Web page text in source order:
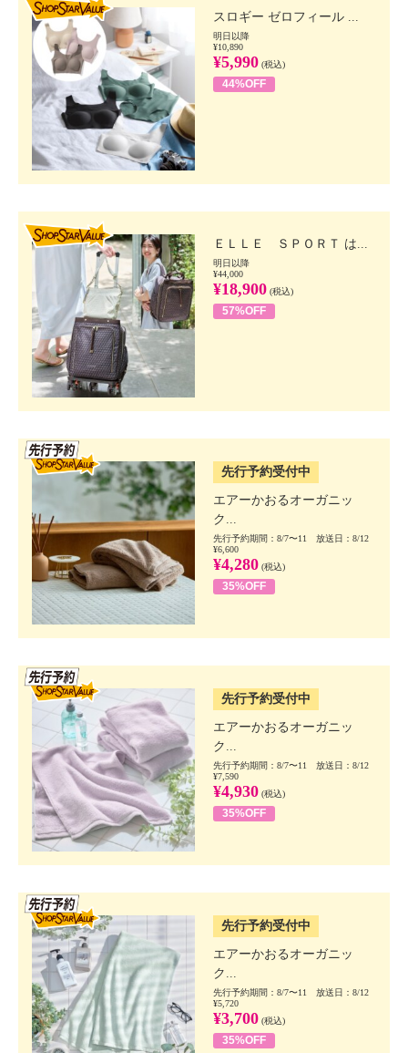
スロギー ゼロフィール ...
明日以降
¥10,890
¥5,990 (税込)
44%OFF
ＥＬＬＥ ＳＰＯＲＴ は...
明日以降
¥44,000
¥18,900 (税込)
57%OFF
先行予約受付中
エアーかおるオーガニッ
ク...
先行予約期間：8/7〜11 放送日：8/12
¥6,600
¥4,280 (税込)
35%OFF
先行予約受付中
エアーかおるオーガニッ
ク...
先行予約期間：8/7〜11 放送日：8/12
¥7,590
¥4,930 (税込)
35%OFF
先行予約受付中
エアーかおるオーガニッ
ク...
先行予約期間：8/7〜11 放送日：8/12
¥5,720
¥3,700 (税込)
35%OFF